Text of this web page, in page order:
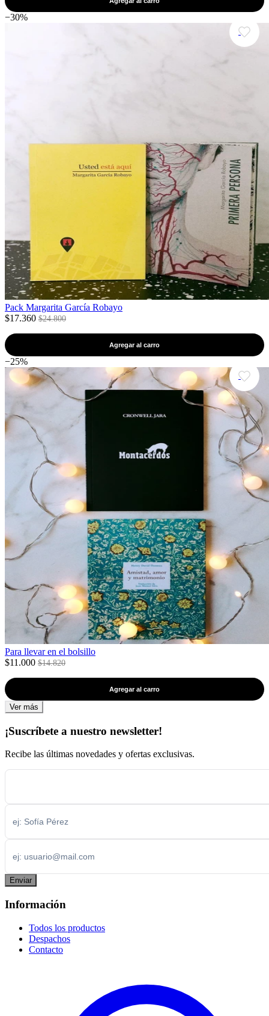
−30%
Pack Margarita García Robayo
$17.360 $24.800
Agregar al carro
−25%
Para llevar en el bolsillo
$11.000 $14.820
Agregar al carro
Ver más
¡Suscríbete a nuestro newsletter!
Recibe las últimas novedades y ofertas exclusivas.
Enviar
Información
Todos los productos
Despachos
Contacto